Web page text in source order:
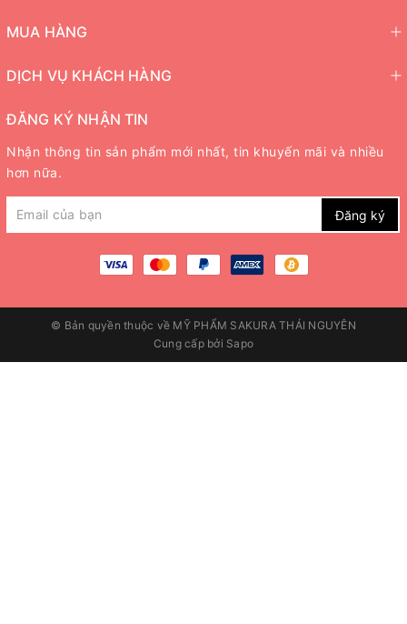
MUA HÀNG
DỊCH VỤ KHÁCH HÀNG
ĐĂNG KÝ NHẬN TIN
Nhận thông tin sản phẩm mới nhất, tin khuyến mãi và nhiều
hơn nữa.
Đăng ký
© Bản quyền thuộc về MỸ PHẨM SAKURA THÁI NGUYÊN
Cung cấp bởi Sapo